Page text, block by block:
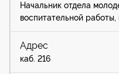
Начальник отдела
воспитательной
каб. 216